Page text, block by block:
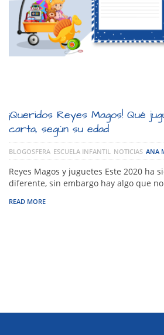
¡Queridos Reyes Magos! Qué
carta, según su edad
BLOGOSFERA ESCUELA INFANTIL NOTICIAS ANA
Reyes Magos y juguetes Este 2020 ha
diferente, sin embargo hay algo que
READ MORE